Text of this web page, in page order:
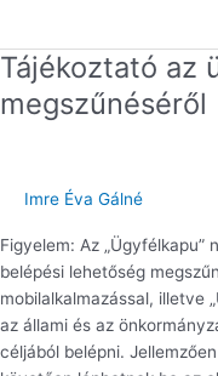
Tájékoztató az
megszűnéséről
Imre Éva Gálné
Figyelem: Az
belépési lehetőség
mobilalkalmazással, illetve
az állami és az
céljából belépni.
Tájékoztató
ügyfélkapu